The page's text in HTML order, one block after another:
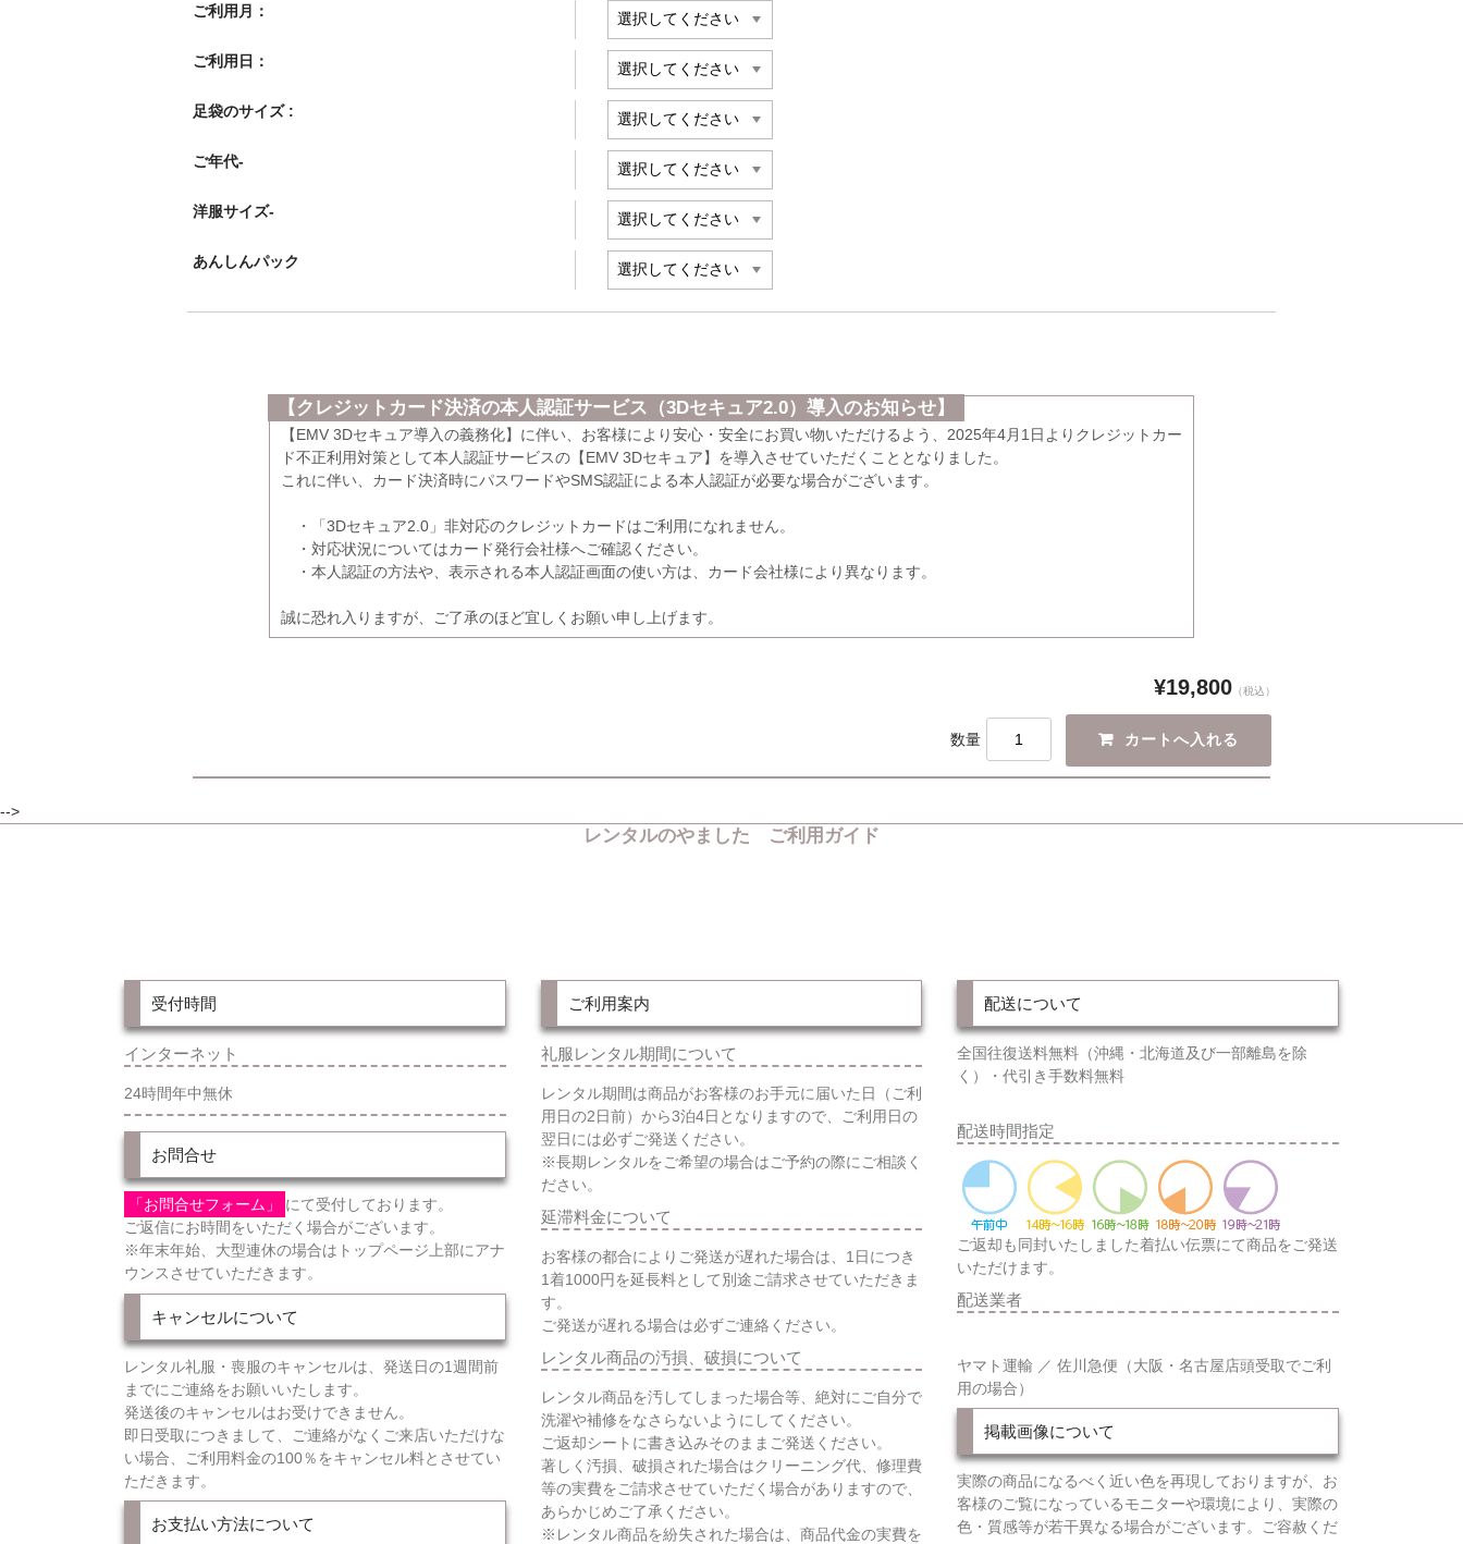
ご利用月：
ご利用日：
足袋のサイズ :
ご年代-
洋服サイズ-
あんしんパック
【クレジットカード決済の本人認証サービス（3Dセキュア2.0）導入のお知らせ】
【EMV 3Dセキュア導入の義務化】に伴い、お客様により安心・安全にお買い物いただけるよう、2025年4月1日よりクレジットカー
ド不正利用対策として本人認証サービスの【EMV 3Dセキュア】を導入させていただくこととなりました。
これに伴い、カード決済時にパスワードやSMS認証による本人認証が必要な場合がございます。
・「3Dセキュア2.0」非対応のクレジットカードはご利用になれません。
・対応状況についてはカード発行会社様へご確認ください。
・本人認証の方法や、表示される本人認証画面の使い方は、カード会社様により異なります。
誠に恐れ入りますが、ご了承のほど宜しくお願い申し上げます。
¥19,800 （税込）
数量
-->
レンタルのやました ご利用ガイド
受付時間
インターネット
24時間年中無休
お問合せ
「お問合せフォーム」
にて受付しております。
ご返信にお時間をいただく場合がございます。
※年末年始、大型連休の場合はトップページ上部にアナ
ウンスさせていただきます。
キャンセルについて
レンタル礼服・喪服のキャンセルは、発送日の1週間前
までにご連絡をお願いいたします。
発送後のキャンセルはお受けできません。
即日受取につきまして、ご連絡がなくご来店いただけな
い場合、ご利用料金の100％をキャンセル料とさせてい
ただきます。
お支払い方法について
ご利用案内
礼服レンタル期間について
レンタル期間は商品がお客様のお手元に届いた日（ご利
用日の2日前）から3泊4日となりますので、ご利用日の
翌日には必ずご発送ください。
※長期レンタルをご希望の場合はご予約の際にご相談く
ださい。
延滞料金について
お客様の都合によりご発送が遅れた場合は、1日につき
1着1000円を延長料として別途ご請求させていただきま
す。
ご発送が遅れる場合は必ずご連絡ください。
レンタル商品の汚損、破損について
レンタル商品を汚してしまった場合等、絶対にご自分で
洗濯や補修をなさらないようにしてください。
ご返却シートに書き込みそのままご発送ください。
著しく汚損、破損された場合はクリーニング代、修理費
等の実費をご請求させていただく場合がありますので、
あらかじめご了承ください。
※レンタル商品を紛失された場合は、商品代金の実費を
配送について
全国往復送料無料（沖縄・北海道及び一部離島を除
く）・代引き手数料無料
配送時間指定
ご返却も同封いたしました着払い伝票にて商品をご発送
いただけます。
配送業者
ヤマト運輸 ／ 佐川急便（大阪・名古屋店頭受取でご利
用の場合）
掲載画像について
実際の商品になるべく近い色を再現しておりますが、お
客様のご覧になっているモニターや環境により、実際の
色・質感等が若干異なる場合がございます。ご容赦くだ